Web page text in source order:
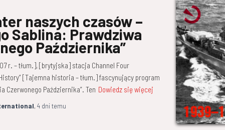
naszych czasów –
Sablina: Prawdziwa
Października”
r. – tłum.], [brytyjska] stacja Channel Four
[Tajemna historia – tłum.] fascynujący program
Czerwonego Października”. Ten Dowiedz się więcej
, 4 dnitemu